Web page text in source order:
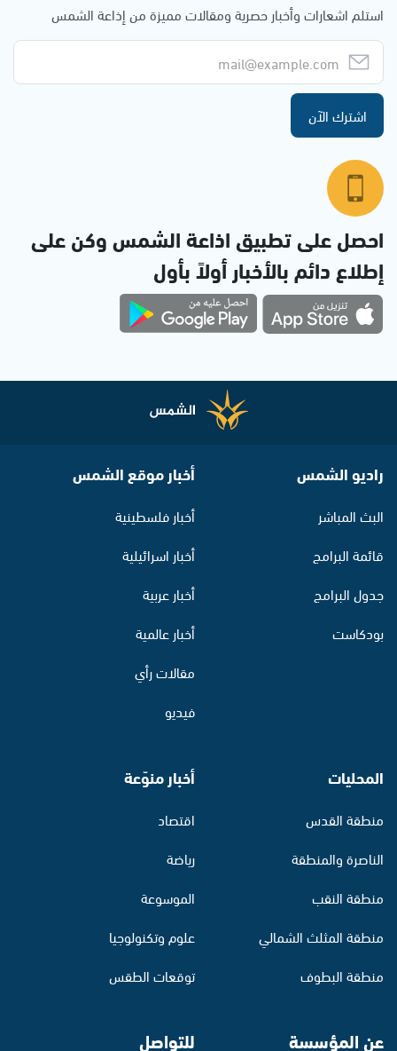
استلم اشعارات وأخبار حصرية ومقالات مميزة من إذاعة الشمس
اشترك الآن
احصل على تطبيق اذاعة الشمس وكن على
إطلاع دائم بالأخبار أولاً بأول
راديو الشمس
البث المباشر
قائمة البرامج
جدول البرامج
بودكاست
أخبار موقع الشمس
أخبار فلسطينية
أخبار اسرائيلية
أخبار عربية
أخبار عالمية
مقالات رأي
فيديو
المحليات
منطقة القدس
الناصرة والمنطقة
منطقة النقب
منطقة المثلث الشمالي
منطقة البطوف
أخبار منوّعة
اقتصاد
رياضة
الموسوعة
علوم وتكنولوجيا
توقعات الطقس
عن المؤسسة للتواصل